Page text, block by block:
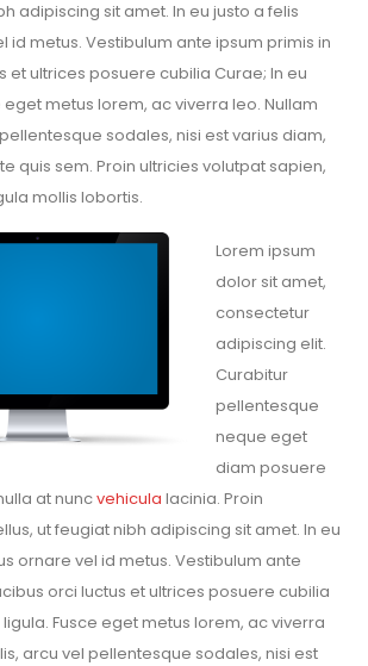
adipiscing sit amet. In eu justo a felis
id metus. Vestibulum ante ipsum primis in
et ultrices posuere cubilia Curae; In eu
eget metus lorem, ac viverra leo. Nullam
sodales, nisi est varius diam,
quis sem. Proin ultricies volutpat sapien,
mollis lobortis.
Lorem ipsum
dolor sit amet,
consectetur
adipiscing elit.
Curabitur
pellentesque
neque eget
diam posuere
at nuncvehicula lacinia. Proin
ut feugiat nibh adipiscing sit amet. In eu
ornare vel id metus. Vestibulum ante
orci luctus et ultrices posuere cubilia
Fusce eget metus lorem, ac viverra
arcu vel pellentesque sodales, nisi est